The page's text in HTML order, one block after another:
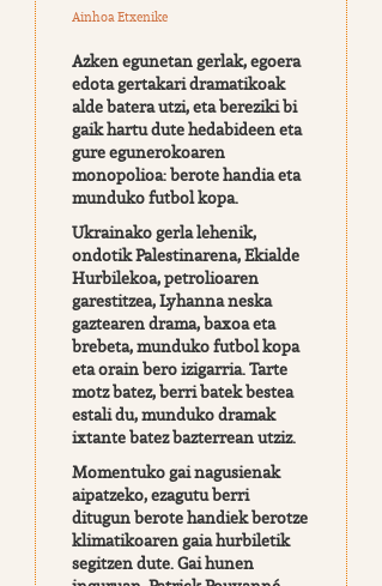
Ainhoa Etxenike
Azken egunetan gerlak, egoera
edota gertakari dramatikoak
alde batera utzi, eta bereziki bi
gaik hartu dute hedabideen eta
gure egunerokoaren
monopolioa: berote handia eta
munduko futbol kopa.
Ukrainako gerla lehenik,
ondotik Palestinarena, Ekialde
Hurbilekoa, petrolioaren
garestitzea, Lyhanna neska
gaztearen drama, baxoa eta
brebeta, munduko futbol kopa
eta orain bero izigarria. Tarte
motz batez, berri batek bestea
estali du, munduko dramak
ixtante batez bazterrean utziz.
Momentuko gai nagusienak
aipatzeko, ezagutu berri
ditugun berote handiek berotze
klimatikoaren gaia hurbiletik
segitzen dute. Gai hunen